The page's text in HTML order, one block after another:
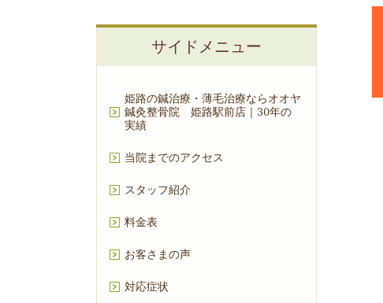
サイドメニュー
姫路の鍼治療・薄毛治療ならオオヤ
鍼灸整骨院 姫路駅前店｜30年の
実績
当院までのアクセス
スタッフ紹介
料金表
お客さまの声
対応症状